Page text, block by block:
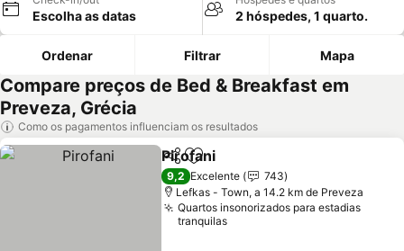
Escolha as datas 2 hóspedes, 1 quarto.
Ordenar Filtrar Mapa
Compare preços de Bed & Breakfast em
Preveza, Grécia
Como os pagamentos influenciam os resultados
PartilharAdicionar aos favoritos
Pirofani
9,2 Excelente
743
Lefkas - Town, a 14.2 km de Preveza
Quartos insonorizados para estadias
tranquilas